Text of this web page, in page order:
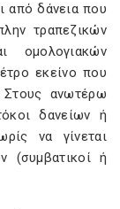
από δάνεια που
τραπεζικών
ομολογιακών
εκείνο που
Στους ανωτέρω
δανείων ή
να γίνεται
(συμβατικοί ή